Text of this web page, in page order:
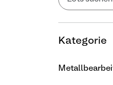
Kategorie